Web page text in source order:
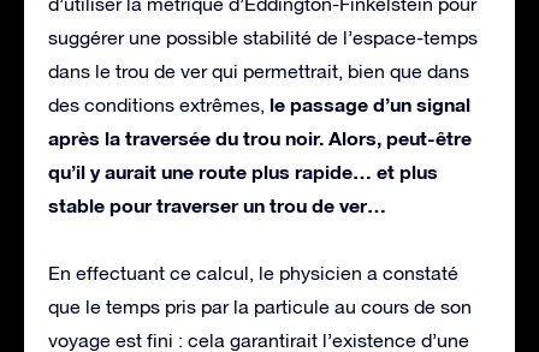
suggérer une possible stabilité de l’espace-temps
dans le trou de ver qui permettrait, bien que dans
des conditions extrêmes, le passage d’un signal
après la traversée du trou noir. Alors, peut-être
qu’il y aurait une route plus rapide… et plus
stable pour traverser un trou de ver…
En effectuant ce calcul, le physicien a constaté
que le temps pris par la particule au cours de son
voyage est fini : cela garantirait l’existence d’une